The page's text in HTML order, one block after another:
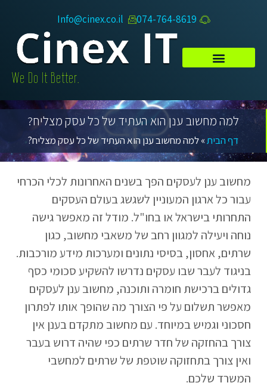
074-764-8619​
Info@cinex.co.il
למה מחשוב ענן הוא העתיד של כל עסק מצליח?
דף הבית»למה מחשוב ענן הוא העתיד של כל עסק מצליח?
מחשוב ענן לעסקים הפך בשנים האחרונות לכלי הכרחי
עבור כל ארגון המעוניין לשגשג בעולם העסקים
התחרותי בישראל או בחו"ל. מודל זה מאפשר גישה
נוחה ויעילה למגוון רחב של משאבי מחשוב, כגון
שרתים, אחסון, בסיסי נתונים ומערכות מידע מורכבות.
בניגוד לעבר שבו עסקים נדרשו להשקיע סכומי כסף
גדולים ברכישת חומרה ותוכנה, מחשוב ענן לעסקים
מאפשר תשלום על פי הצורך מה שהופך אותו לפתרון
חסכוני וגמיש במיוחד. עם מחשוב מתקדם בענן אין
צורך בהחזקה של חדר שרתים כפי שהיה דרוש בעבר
ואין צורך בתחזוקה שוטפת של שרתים למחשבי
המשרד שלכם.